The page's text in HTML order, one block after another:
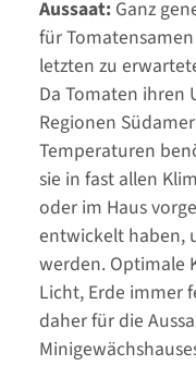
Aussaat: Ganz
für
letzten zu
Da Tomaten ihren
Regionen
Temperaturen
sie in fast allen
oder im Haus
entwickelt haben,
werden. Optimale
Licht, Erde immer
daher für die